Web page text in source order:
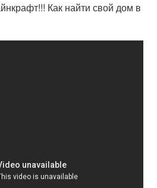
Как найти свой дом в